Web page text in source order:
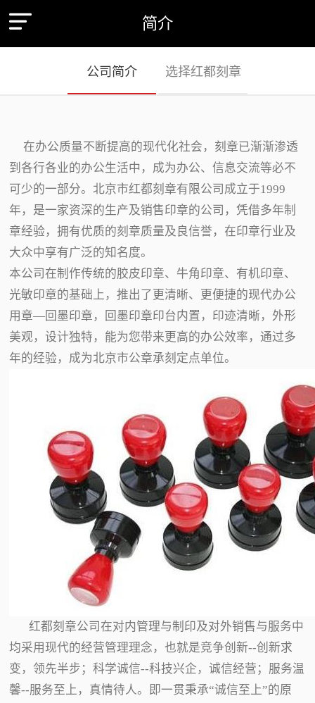
简介
公司简介 选择红都刻章
在办公质量不断提高的现代化社会，刻章已渐渐渗透
到各行各业的办公生活中，成为办公、信息交流等必不
可少的一部分。北京市红都刻章有限公司成立于1999
年，是一家资深的生产及销售印章的公司，凭借多年制
章经验，拥有优质的刻章质量及良信誉，在印章行业及
大众中享有广泛的知名度。
本公司在制作传统的胶皮印章、牛角印章、有机印章、
光敏印章的基础上，推出了更清晰、更便捷的现代办公
用章—回墨印章，回墨印章印台内置，印迹清晰，外形
美观，设计独特，能为您带来更高的办公效率，通过多
年的经验，成为北京市公章承刻定点单位。
红都刻章公司在对内管理与制印及对外销售与服务中
均采用现代的经营管理理念，也就是竞争创新--创新求
变，领先半步；科学诚信--科技兴企，诚信经营；服务温
馨--服务至上，真情待人。即一贯秉承“诚信至上”的原